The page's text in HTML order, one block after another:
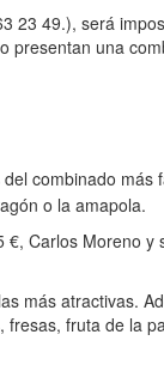
23 49.), será
una
combinado más
o la amapola.
Carlos Moreno
más atractivas.
fruta de la